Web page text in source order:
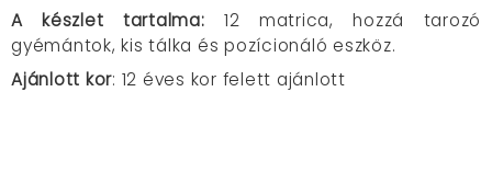
A készlet tartalma: 12 matrica, hozzá tarozó
gyémántok, kis tálka és pozícionáló eszköz.
Ajánlott kor: 12 éves kor felett ajánlott